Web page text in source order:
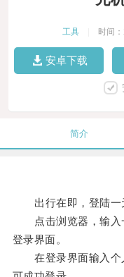
工具 时间
安卓下载
简介
出行在即，登陆一
点击浏览器，输入
登录界面。
在登录界面输入个